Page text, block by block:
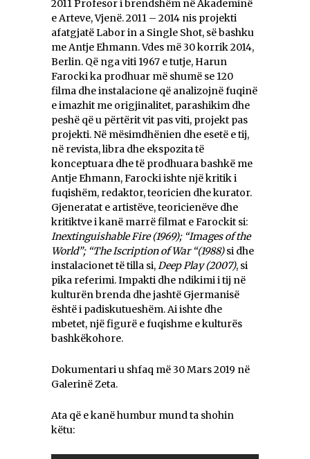
2011 Profesor i brendshëm në Akademinë
e Arteve, Vjenë. 2011 – 2014 nis projekti
afatgjatë Labor in a Single Shot, së bashku
me Antje Ehmann. Vdes më 30 korrik 2014,
Berlin. Që nga viti 1967 e tutje, Harun
Farocki ka prodhuar më shumë se 120
filma dhe instalacione që analizojnë fuqinë
e imazhit me origjinalitet, parashikim dhe
peshë që u përtërit vit pas viti, projekt pas
projekti. Në mësimdhënien dhe esetë e tij,
në revista, libra dhe ekspozita të
konceptuara dhe të prodhuara bashkë me
Antje Ehmann, Farocki ishte një kritik i
fuqishëm, redaktor, teoricien dhe kurator.
Gjeneratat e artistëve, teoricienëve dhe
kritiktve i kanë marrë filmat e Farockit si:
Inextinguishable Fire (1969); “Images of the
World”; “The Iscription of War “(1988)si dhe
instalacionet të tilla si,Deep Play (2007), si
pika referimi. Impakti dhe ndikimi i tij në
kulturën brenda dhe jashtë Gjermanisë
është i padiskutueshëm. Ai ishte dhe
mbetet, një figurë e fuqishme e kulturës
bashkëkohore.
Dokumentari u shfaq më 30 Mars 2019 në
Galerinë Zeta.
Ata që e kanë humbur mund ta shohin
këtu: